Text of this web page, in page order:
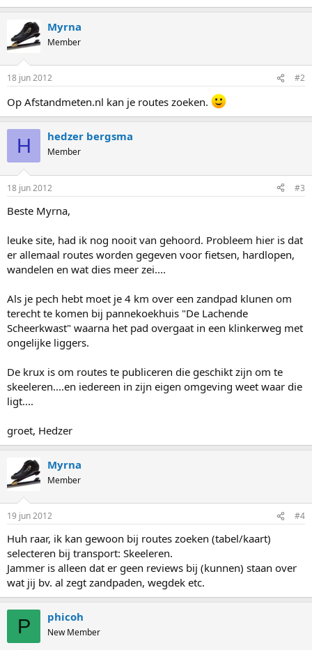
Myrna
Member
18 jun 2012 #2
Op Afstandmeten.nl kan je routes zoeken.
H hedzer bergsma
Member
18 jun 2012 #3
Beste Myrna,
leuke site, had ik nog nooit van gehoord. Probleem hier is dat
er allemaal routes worden gegeven voor fietsen, hardlopen,
wandelen en wat dies meer zei....
Als je pech hebt moet je 4 km over een zandpad klunen om
terecht te komen bij pannekoekhuis "De Lachende
Scheerkwast" waarna het pad overgaat in een klinkerweg met
ongelijke liggers.
De krux is om routes te publiceren die geschikt zijn om te
skeeleren....en iedereen in zijn eigen omgeving weet waar die
ligt....
groet, Hedzer
Myrna
Member
19 jun 2012 #4
Huh raar, ik kan gewoon bij routes zoeken (tabel/kaart)
selecteren bij transport: Skeeleren.
Jammer is alleen dat er geen reviews bij (kunnen) staan over
wat jij bv. al zegt zandpaden, wegdek etc.
P phicoh
New Member